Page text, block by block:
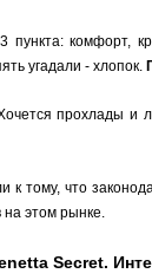
комфорт,
угадали - хлопок.
прохлады и
тому, что
на этом рынке.
Secret.